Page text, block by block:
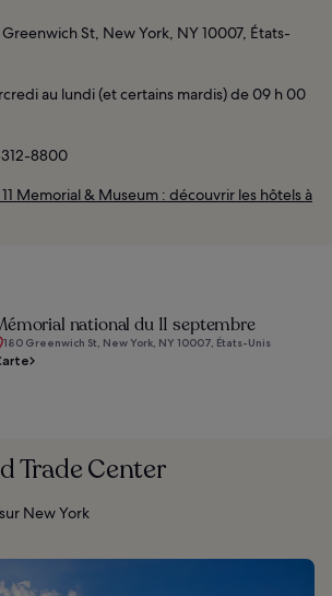
Greenwich St, New York, NY 10007, États-
au lundi (et certains mardis) de 09 h 00
312-8800
Memorial & Museum : découvrir les hôtels à
national du 11 septembre
180 Greenwich St, New York, NY 10007, États-Unis
Trade Center
New York